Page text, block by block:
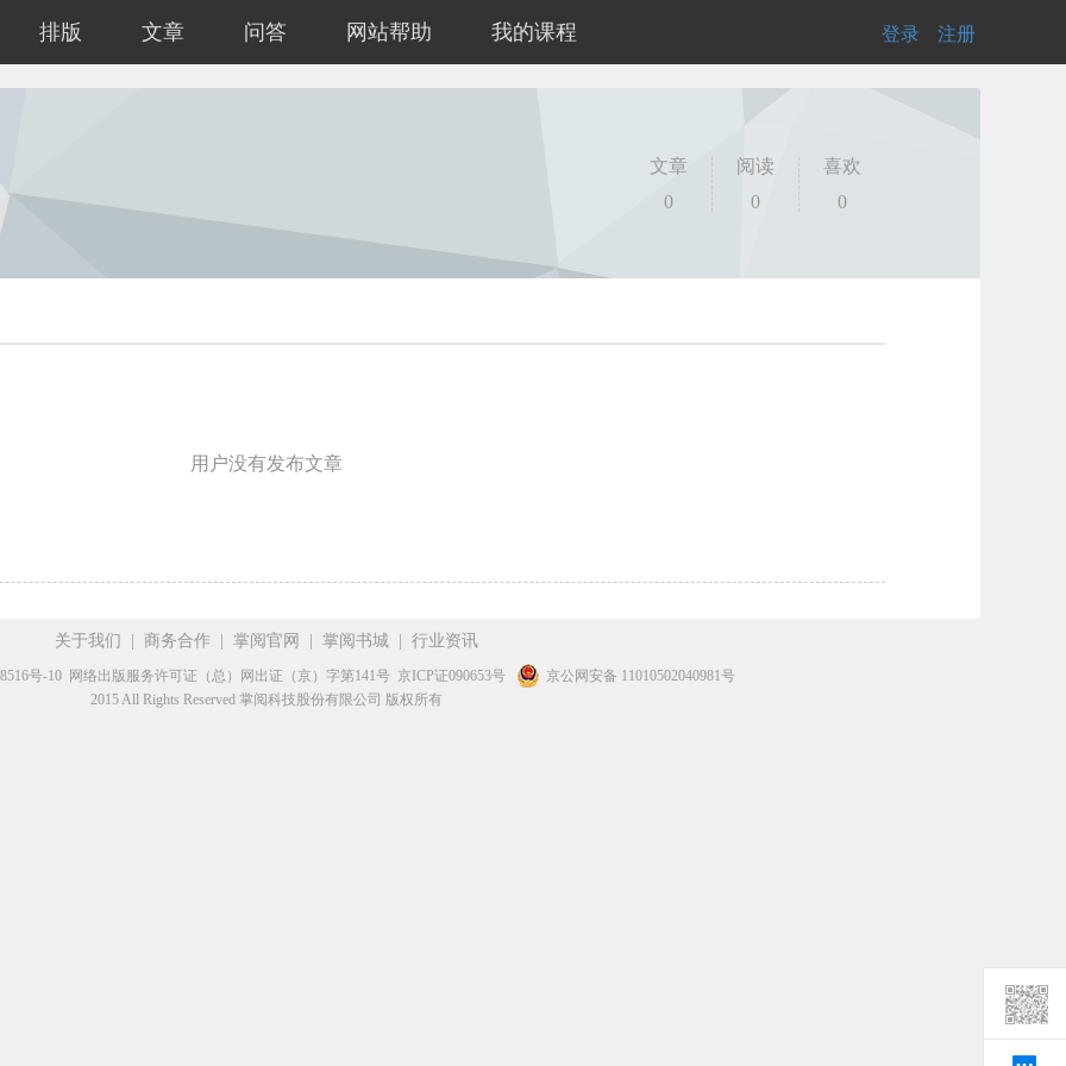
注册
登录
排版 文章 问答 网站帮助 我的课程
喜欢
0
阅读
0
文章
0
用户没有发布文章
关于我们 商务合作 掌阅官网 掌阅书城 行业资讯
号-10 网络出版服务许可证（总）网出证（京）字第141号 京ICP证090653号
京公网安备 11010502040981号
2015 All Rights Reserved 掌阅科技股份有限公司 版权所有